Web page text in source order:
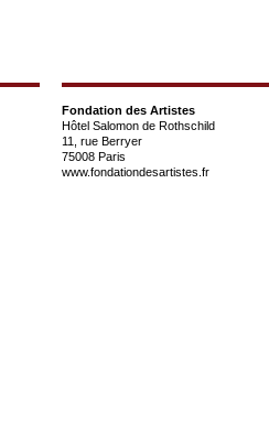
Fondation des Artistes
Hôtel Salomon de Rothschild
11, rue Berryer
75008 Paris
www.fondationdesartistes.fr